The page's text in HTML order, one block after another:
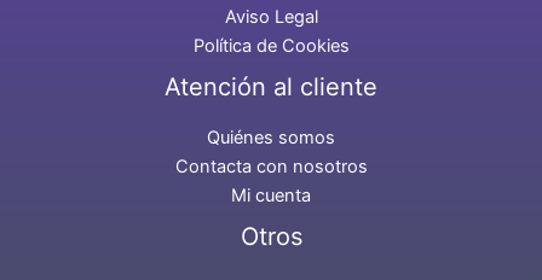
Aviso Legal
Política de Cookies
Atención al cliente
Quiénes somos
Contacta con nosotros
Mi cuenta
Otros